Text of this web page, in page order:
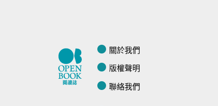
關於我們
版權聲明
聯絡我們